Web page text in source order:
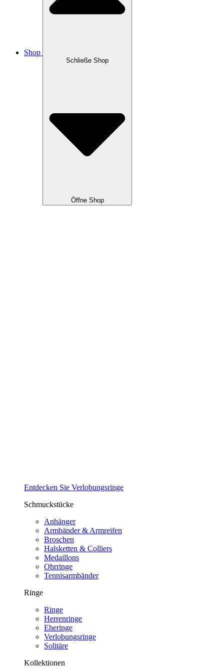
Shop
Schließe Shop
Öffne Shop
Entdecken Sie Verlobungsringe
Schmuckstücke
Anhänger
Armbänder & Armreifen
Broschen
Halsketten & Colliers
Medaillons
Ohrringe
Tennisarmbänder
Ringe
Ringe
Herrenringe
Eheringe
Verlobungsringe
Solitäre
Kollektionen